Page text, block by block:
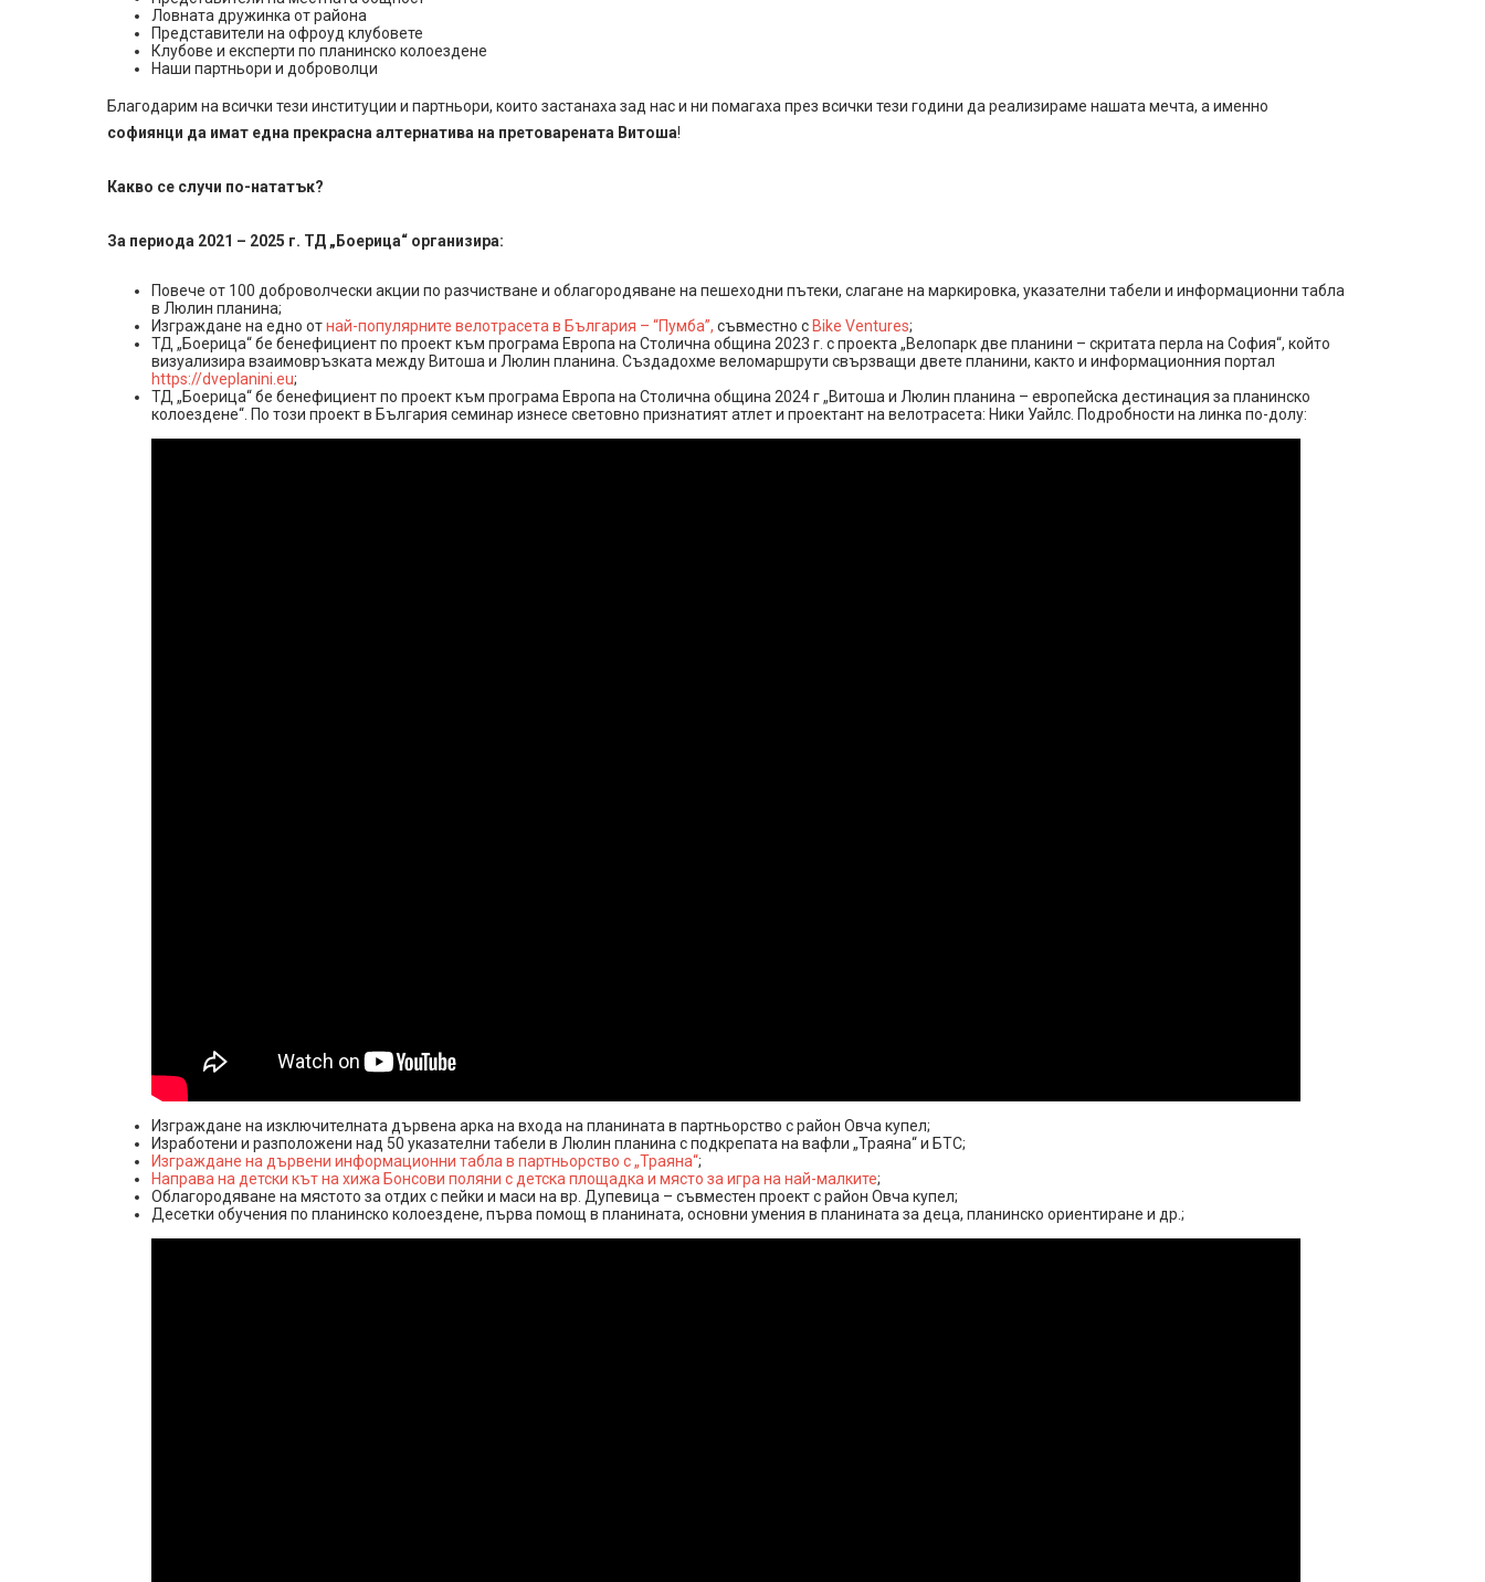
Ловната дружинка от района
Представители на офроуд клубовете
Клубове и експерти по планинско колоездене
Наши партньори и доброволци
Благодарим на всички тези институции и партньори, които застанаха зад нас и ни помагаха през всички тези години да реализираме нашата мечта, а именно
софиянци да имат една прекрасна алтернатива на претоварената Витоша!
Какво се случи по-нататък?
За периода 2021 – 2025 г. ТД „Боерица“ организира:
Повече от 100 доброволчески акции по разчистване и облагородяване на пешеходни пътеки, слагане на маркировка, указателни табели и информационни табла
в Люлин планина;
Изграждане на едно отнай-популярните велотрасета в България – “Пумба”, съвместно с Bike Ventures;
ТД „Боерица“ бе бенефициент по проект към програма Европа на Столична община 2023 г. с проекта „Велопарк две планини – скритата перла на София“, който
визуализира взаимовръзката между Витоша и Люлин планина. Създадохме веломаршрути свързващи двете планини, както и информационния портал
https://dveplanini.eu;
ТД „Боерица“ бе бенефициент по проект към програма Европа на Столична община 2024 г „Витоша и Люлин планина – европейска дестинация за планинско
колоездене“. По този проект в България семинар изнесе световно признатият атлет и проектант на велотрасета: Ники Уайлс. Подробности на линка по-долу:
Изграждане на изключителната дървена арка на входа на планината в партньорство с район Овча купел;
Изработени и разположени над 50 указателни табели в Люлин планина с подкрепата на вафли „Траяна“ и БТС;
Изграждане на дървени информационни табла в партньорство с „Траяна“;
Направа на детски кът на хижа Бонсови поляни с детска площадка и място за игра на най-малките;
Облагородяване на мястото за отдих с пейки и маси на вр. Дупевица – съвместен проект с район Овча купел;
Десетки обучения по планинско колоездене, първа помощ в планината, основни умения в планината за деца, планинско ориентиране и др.;